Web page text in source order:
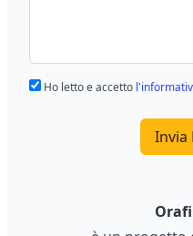
Ho letto e accetto
Invia